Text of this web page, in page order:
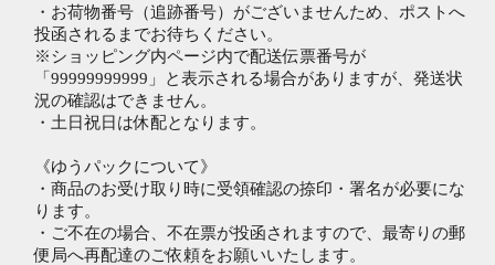
・お荷物番号（追跡番号）がございませんため、ポストへ
投函されるまでお待ちください。
※ショッピング内ページ内で配送伝票番号が
「99999999999」と表示される場合がありますが、発送状
況の確認はできません。
・土日祝日は休配となります。
《ゆうパックについて》
・商品のお受け取り時に受領確認の捺印・署名が必要にな
ります。
・ご不在の場合、不在票が投函されますので、最寄りの郵
便局へ再配達のご依頼をお願いいたします。